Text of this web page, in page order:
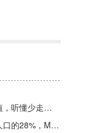
听懂少走弯
的28%，M